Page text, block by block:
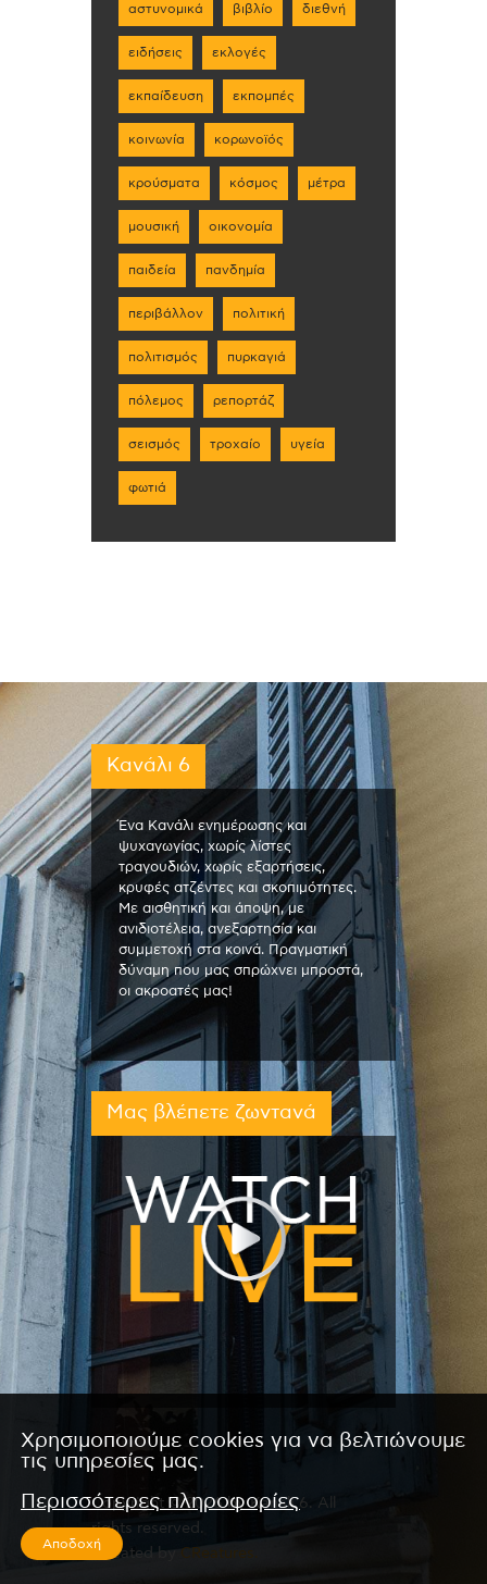
αστυνομικά βιβλίο διεθνή
ειδήσεις εκλογές
εκπαίδευση εκπομπές
κοινωνία κορωνοϊός
κρούσματα κόσμος μέτρα
μουσική οικονομία
παιδεία πανδημία
περιβάλλον πολιτική
πολιτισμός πυρκαγιά
πόλεμος ρεπορτάζ
σεισμός τροχαίο υγεία
φωτιά
Κανάλι 6
Ένα Κανάλι ενημέρωσης και
ψυχαγωγίας, χωρίς λίστες
τραγουδιών, χωρίς εξαρτήσεις,
κρυφές ατζέντες και σκοπιμότητες.
Με αισθητική και άποψη, με
ανιδιοτέλεια, ανεξαρτησία και
συμμετοχή στα κοινά. Πραγματική
δύναμη που μας σπρώχνει μπροστά,
οι ακροατές μας!
Μας βλέπετε ζωντανά
Copyright © 2026 by Kanali 6. All
rights reserved.
CReated by CReatures.
Χρησιμοποιούμε cookies για να βελτιώνουμε
τις υπηρεσίες μας.
Περισσότερες πληροφορίες
Αποδοχή